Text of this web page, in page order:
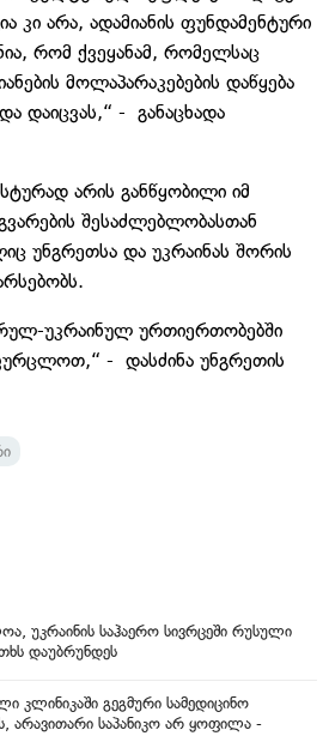
კი არა, ადამიანის ფუნდამენტური
რომ ქვეყანამ, რომელსაც
მოლაპარაკებების დაწყება
დაიცვას,“ - განაცხადა
არის განწყობილი იმ
შესაძლებლობასთან
უნგრეთსა და უკრაინას შორის
უკრაინულ ურთიერთობებში
- დასძინა უნგრეთის
უკრაინის საჰაერო სივრცეში რუსული
დაუბრუნდეს
კლინიკაში გეგმური სამედიცინო
არავითარი საპანიკო არ ყოფილა -